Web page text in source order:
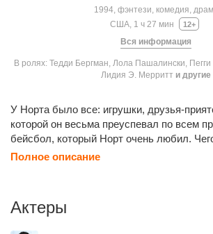
1994, фэнтези, комедия,
США, 1 ч 27 мин
12+
Вся информация
В ролях: Тедди Бергман, Лола Пашалински,
Лидия Э. Мерритт и другие
У Норта было все: игрушки, друзья-
которой он весьма преуспевал по всем
бейсбол, который Норт очень любил.
хватало? Родителей. То есть папа и мама
приемных родителей. Техас, Гавайи,
Полное описание
Актеры